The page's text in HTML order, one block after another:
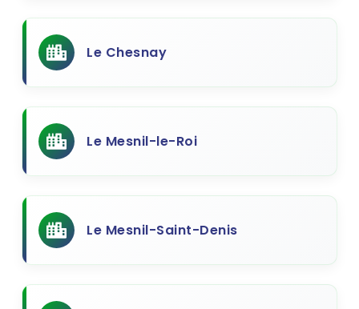
Le Chesnay
Le Mesnil-le-Roi
Le Mesnil-Saint-Denis